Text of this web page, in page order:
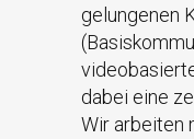
gelungenen
dabei eine
Wir arbeiten